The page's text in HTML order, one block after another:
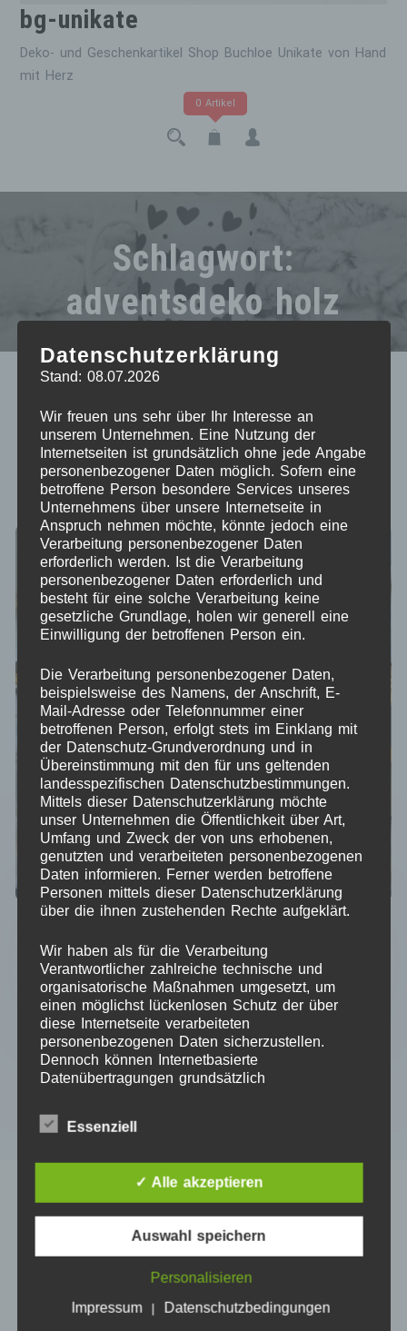
bg-unikate
Deko- und Geschenkartikel Shop Buchloe Unikate von Hand
mit Herz
0 Artikel
Schlagwort:
adventsdeko holz
Nach Aktualität sortieren
ANZEIGEN: 12 24
ANGEBOT!
ANGEBOT!
SVG-Datei Adventsaufsteller Waldtiere
Preis
war:
4,95 €
Preis
ist:
3,95 €.
Kein Mehrwertsteuerausweis, da Kleinunternehmer nach
§19 (1) UStG.
IN DEN WARENKORB
Datenschutzerklärung
Stand: 08.07.2026
Wir freuen uns sehr über Ihr Interesse an
unserem Unternehmen. Eine Nutzung der
Internetseiten ist grundsätzlich ohne jede Angabe
personenbezogener Daten möglich. Sofern eine
betroffene Person besondere Services unseres
Unternehmens über unsere Internetseite in
Anspruch nehmen möchte, könnte jedoch eine
Verarbeitung personenbezogener Daten
erforderlich werden. Ist die Verarbeitung
personenbezogener Daten erforderlich und
besteht für eine solche Verarbeitung keine
gesetzliche Grundlage, holen wir generell eine
Einwilligung der betroffenen Person ein.
Die Verarbeitung personenbezogener Daten,
beispielsweise des Namens, der Anschrift, E-
Mail-Adresse oder Telefonnummer einer
betroffenen Person, erfolgt stets im Einklang mit
der Datenschutz-Grundverordnung und in
Übereinstimmung mit den für uns geltenden
landesspezifischen Datenschutzbestimmungen.
Mittels dieser Datenschutzerklärung möchte
unser Unternehmen die Öffentlichkeit über Art,
Umfang und Zweck der von uns erhobenen,
genutzten und verarbeiteten personenbezogenen
Daten informieren. Ferner werden betroffene
Personen mittels dieser Datenschutzerklärung
über die ihnen zustehenden Rechte aufgeklärt.
Wir haben als für die Verarbeitung
Verantwortlicher zahlreiche technische und
organisatorische Maßnahmen umgesetzt, um
einen möglichst lückenlosen Schutz der über
diese Internetseite verarbeiteten
personenbezogenen Daten sicherzustellen.
Dennoch können Internetbasierte
Datenübertragungen grundsätzlich
absoluter Schutz nicht gewährleistet werden
kann. Aus diesem Grund steht es jeder
beispielsweise telefonisch, an uns zu
übermitteln.
Begriffsbestimmungen
Die Datenschutzerklärung beruht auf den
Begrifflichkeiten, die durch den Europäischen
Richtlinien- und Verordnungsgeber beim Erlass
Essenziell
✓ Alle akzeptieren
Auswahl speichern
Personalisieren
Impressum
| Datenschutzbedingungen